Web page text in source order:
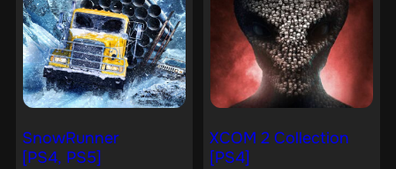
SnowRunner
[PS4, PS5]
XCOM 2 Collection
[PS4]